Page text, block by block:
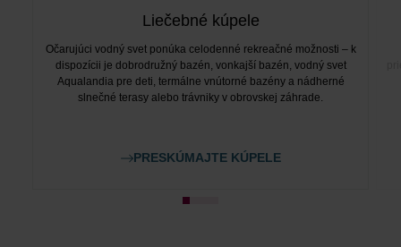
Liečebné kúpele
Očarujúci vodný svet ponúka celodenné rekreačné možnosti – k
dispozícii je dobrodružný bazén, vonkajší bazén, vodný svet
Aqualandia pre deti, termálne vnútorné bazény a nádherné
slnečné terasy alebo trávniky v obrovskej záhrade.
PRESKÚMAJTE KÚPELE